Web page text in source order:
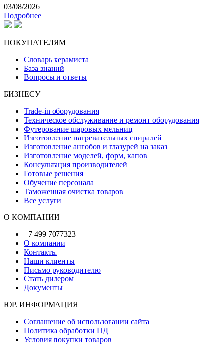
03/08/2026
Подробнее
ПОКУПАТЕЛЯМ
Словарь керамиста
База знаний
Вопросы и ответы
БИЗНЕСУ
Trade-in оборудования
Техническое обслуживание и ремонт оборудования
Футерование шаровых мельниц
Изготовление нагревательных спиралей
Изготовление ангобов и глазурей на заказ
Изготовление моделей, форм, капов
Консультация производителей
Готовые решения
Обучение персонала
Таможенная очистка товаров
Все услуги
О КОМПАНИИ
+7 499 7077323
О компании
Контакты
Наши клиенты
Письмо руководителю
Стать дилером
Документы
ЮР. ИНФОРМАЦИЯ
Соглашение об использовании сайта
Политика обработки ПД
Условия покупки товаров